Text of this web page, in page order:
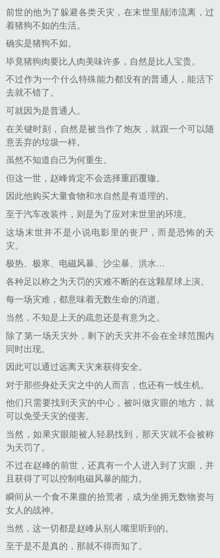
前世的他为了躲避各类天灾，在末世里颠沛流离，过
着猪狗不如的生活。
确实是猪狗不如。
毕竟猪狗肉要比人肉美味许多，自然是比人宝贵。
不过作为一个什么特殊能力都没有的普通人，能活下
去就不错了。
可就因为是普通人。
在关键时刻，自然是被当作了炮灰，就跟一个可以随
意丢弃的垃圾一样。
虽然不知道自己为何重生。
但这一世，赵峰肯定不会选择重蹈覆辙。
因此他购买大量食物和水自然是有道理的。
至于汽车改装件，则是为了应对末世里的环境。
这场末世并不是小说电影里的丧尸，而是恐怖的天
灾。
极热、极寒、电磁风暴、沙尘暴、洪水…
各种足以称之为天罚的灾难不断的在这颗星球上演。
每一场灾难，都意味着无数生命的消逝。
当然，不知是上天的疏忽还是有意为之。
除了第一场天灾外，剩下的天灾并不会在全球范围内
同时出现。
因此可以通过远离天灾来获得安全。
对于那些身处天灾之中的人而言，也还有一线生机。
他们只需要找到天灾的中心，被叫做灾眼的地方，就
可以免受天灾的侵害。
当然，如果灾眼能被人轻易找到，那天灾就不会被称
为天罚了。
不过在赵峰的前世，还真有一个人进入到了灾眼，并
且获得了可以控制电磁风暴的能力。
瞬间从一个食不果腹的拾荒者，成为坐拥无数物资与
女人的战神。
当然，这一切都是赵峰从别人嘴里听到的。
至于是不是真的，那就不得而知了。